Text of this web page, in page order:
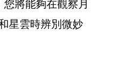
您將能夠在觀察月
星雲時辨別微妙